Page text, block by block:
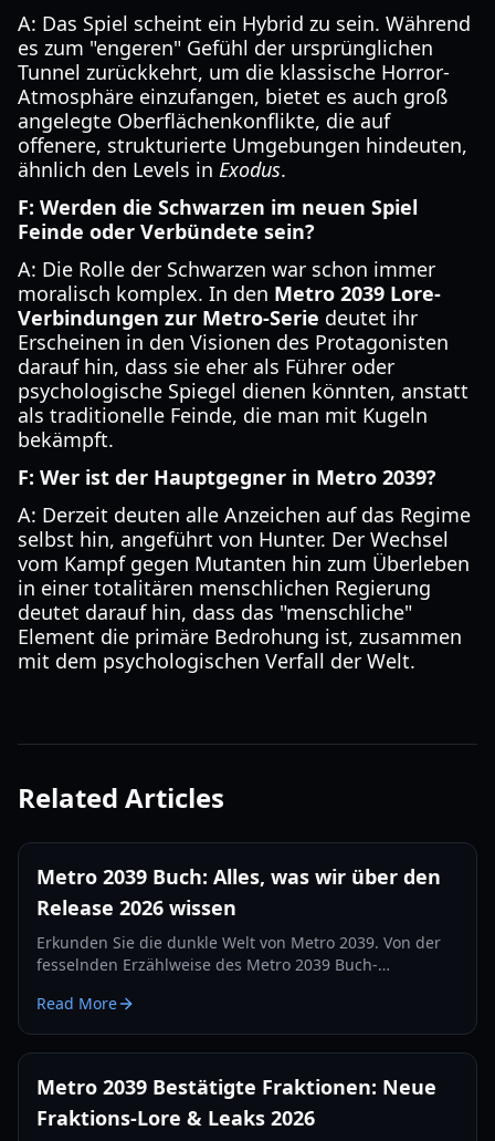
A: Das Spiel scheint ein Hybrid zu sein. Während
es zum "engeren" Gefühl der ursprünglichen
Tunnel zurückkehrt, um die klassische Horror-
Atmosphäre einzufangen, bietet es auch groß
angelegte Oberflächenkonflikte, die auf
offenere, strukturierte Umgebungen hindeuten,
ähnlich den Levels in Exodus.
F: Werden die Schwarzen im neuen Spiel
Feinde oder Verbündete sein?
A: Die Rolle der Schwarzen war schon immer
moralisch komplex. In den Metro 2039 Lore-
Verbindungen zur Metro-Serie deutet ihr
Erscheinen in den Visionen des Protagonisten
darauf hin, dass sie eher als Führer oder
psychologische Spiegel dienen könnten, anstatt
als traditionelle Feinde, die man mit Kugeln
bekämpft.
F: Wer ist der Hauptgegner in Metro 2039?
A: Derzeit deuten alle Anzeichen auf das Regime
selbst hin, angeführt von Hunter. Der Wechsel
vom Kampf gegen Mutanten hin zum Überleben
in einer totalitären menschlichen Regierung
deutet darauf hin, dass das "menschliche"
Element die primäre Bedrohung ist, zusammen
mit dem psychologischen Verfall der Welt.
Related Articles
Metro 2039 Buch: Alles, was wir über den
Release 2026 wissen
Erkunden Sie die dunkle Welt von Metro 2039. Von der
fesselnden Erzählweise des Metro 2039 Buch-
von 4A Games – hier ist Ihr kompletter Guide.
Read More
Metro 2039 Bestätigte Fraktionen: Neue
Fraktions-Lore & Leaks 2026